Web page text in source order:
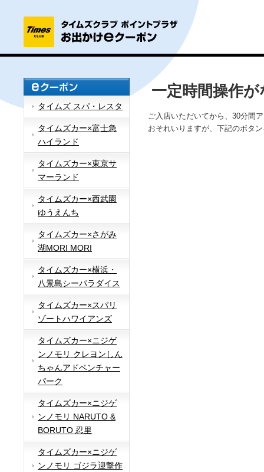
タイムズ スパ・レスタ
タイムズカー×富士急
ハイランド
タイムズカー×東京サ
マーランド
タイムズカー×西武園
ゆうえんち
タイムズカー×さがみ
湖MORI MORI
タイムズカー×横浜・
八景島シーパラダイス
タイムズカー×スパリ
ゾートハワイアンズ
タイムズカー×ニジゲ
ンノモリ クレヨンしん
ちゃんアドベンチャー
パーク
タイムズカー×ニジゲ
ンノモリ NARUTO &
BORUTO 忍里
タイムズカー×ニジゲ
ンノモリ ゴジラ迎撃作
一定時間操作
ご入店いただいてから、30分間
おそれいりますが、下記のボタ